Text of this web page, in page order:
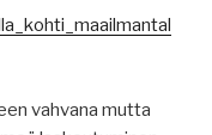
vahvana mutta